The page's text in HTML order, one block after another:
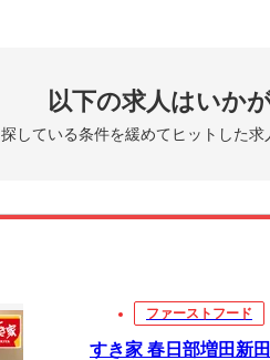
以下の求人はいか
探している条件を緩めてヒットした
ファーストフード
すき家 春日部増田新